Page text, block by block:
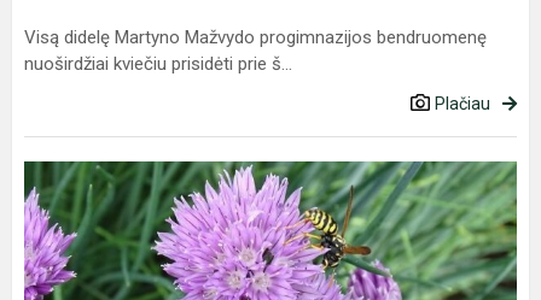
Visą didelę Martyno Mažvydo progimnazijos bendruomenę
nuoširdžiai kviečiu prisidėti prie š...
Plačiau
Kvietimas
prisidėti
prie
Ukrainos